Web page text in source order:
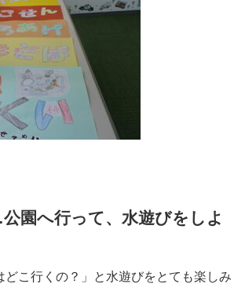
園へ行って、水遊びをしよ
どこ行くの？」と水遊びをとても楽しみ